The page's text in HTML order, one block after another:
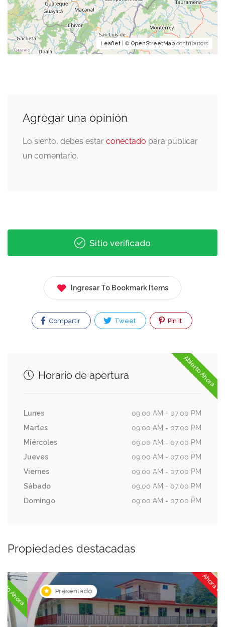
Leaflet | © OpenStreetMap contributors
Agregar una opinión
Lo siento, debes estar conectado para publicar
un comentario.
Sitio verificado
Ingresar To Bookmark Items
Compartir Tweet Pin It
Abierto Ahora
Horario de apertura
Lunes
09:00 AM - 07:00 PM
Martes
09:00 AM - 07:00 PM
Miércoles
09:00 AM - 07:00 PM
Jueves
09:00 AM - 07:00 PM
Viernes
09:00 AM - 07:00 PM
Sábado
09:00 AM - 07:00 PM
Domingo
09:00 AM - 07:00 PM
Propiedades destacadas
Presentado Ahora cerrado